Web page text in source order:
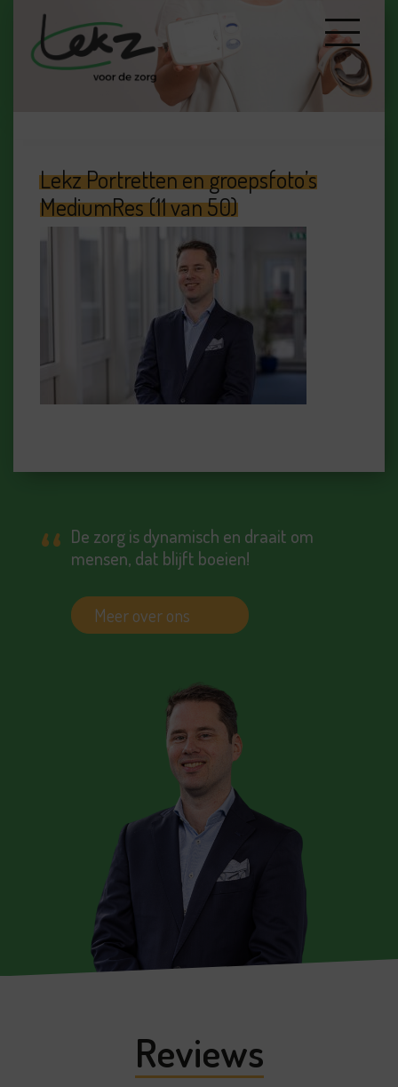
Lekz Portretten en groepsfoto’s
MediumRes (11 van 50)
De zorg is dynamisch en draait om
mensen, dat blijft boeien!
Meer over ons
Reviews